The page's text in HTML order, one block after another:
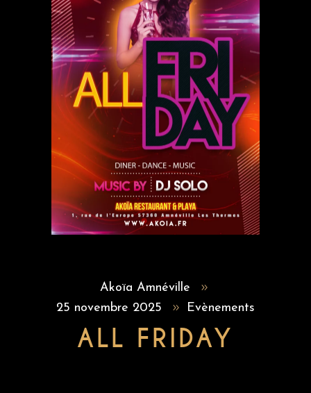
Akoïa Amnéville
25 novembre 2025
Evènements
ALL FRIDAY